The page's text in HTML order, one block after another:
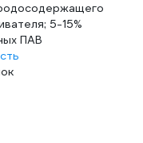
5-15%
ПАВ